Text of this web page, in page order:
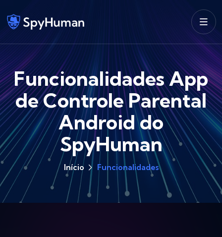
Funcionalidades App
de Controle Parental
Android do
SpyHuman
Início Funcionalidades